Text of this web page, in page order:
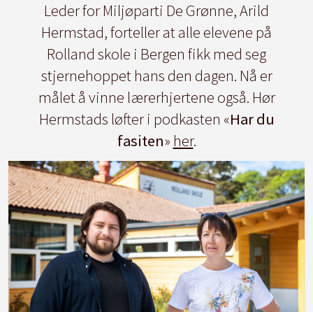
Leder for Miljøparti De Grønne, Arild
Hermstad, forteller at alle elevene på
Rolland skole i Bergen fikk med seg
stjernehoppet hans den dagen. Nå er
målet å vinne lærerhjertene også. Hør
Hermstads løfter i podkasten «Har du
fasiten» her.